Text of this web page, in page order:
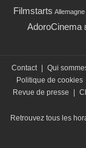
Filmstarts Allemagne
AdoroCinema
Contact Qui
Politique de cookies
Revue de presse
Retrouvez tous les